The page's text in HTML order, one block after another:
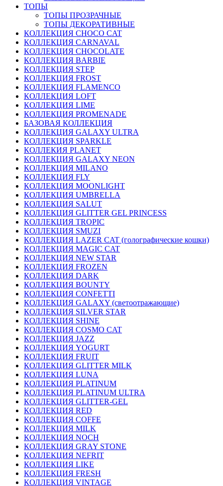
ТОПЫ
ТОПЫ ПРОЗРАЧНЫЕ
ТОПЫ ДЕКОРАТИВНЫЕ
КОЛЛЕКЦИЯ CHOCO CAT
КОЛЛЕКЦИЯ CARNAVAL
КОЛЛЕКЦИЯ CHOCOLATE
КОЛЛЕКЦИЯ BARBIE
КОЛЛЕКЦИЯ STEP
КОЛЛЕКЦИЯ FROST
КОЛЛЕКЦИЯ FLAMENCO
КОЛЛЕКЦИЯ LOFT
КОЛЛЕКЦИЯ LIME
КОЛЛЕКЦИЯ PROMENADE
БАЗОВАЯ КОЛЛЕКЦИЯ
КОЛЛЕКЦИЯ GALAXY ULTRA
КОЛЛЕКЦИЯ SPARKLE
КОЛЛЕКИЯ PLANET
КОЛЛЕКЦИЯ GALAXY NEON
КОЛЛЕКЦИЯ MILANO
КОЛЛЕКЦИЯ FLY
КОЛЛЕКЦИЯ MOONLIGHT
КОЛЛЕКЦИЯ UMBRELLA
КОЛЛЕКЦИЯ SALUT
КОЛЛЕКЦИЯ GLITTER GEL PRINCESS
КОЛЛЕКЦИЯ TROPIC
КОЛЛЕКЦИЯ SMUZI
КОЛЛЕКЦИЯ LAZER CAT (голографические кошки)
КОЛЛЕКЦИЯ MAGIC CAT
КОЛЛЕКЦИЯ NEW STAR
КОЛЛЕКЦИЯ FROZEN
КОЛЛЕКЦИЯ DARK
КОЛЛЕКЦИЯ BOUNTY
КОЛЛЕКЦИЯ CONFETTI
КОЛЛЕКЦИЯ GALAXY (светоотражающие)
КОЛЛЕКЦИЯ SILVER STAR
КОЛЛЕКЦИЯ SHINE
КОЛЛЕКЦИЯ COSMO CAT
КОЛЛЕКЦИЯ JAZZ
КОЛЛЕКЦИЯ YOGURT
КОЛЛЕКЦИЯ FRUIT
КОЛЛЕКЦИЯ GLITTER MILK
КОЛЛЕКЦИЯ LUNA
КОЛЛЕКЦИЯ PLATINUM
КОЛЛЕКЦИЯ PLATINUM ULTRA
КОЛЛЕКЦИЯ GLITTER-GEL
КОЛЛЕКЦИЯ RED
КОЛЛЕКЦИЯ COFFE
КОЛЛЕКЦИЯ MILK
КОЛЛЕКЦИЯ NOCH
КОЛЛЕКЦИЯ GRAY STONE
КОЛЛЕКЦИЯ NEFRIT
КОЛЛЕКЦИЯ LIKE
КОЛЛЕКЦИЯ FRESH
КОЛЛЕКЦИЯ VINTAGE